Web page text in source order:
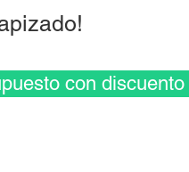
con discuento